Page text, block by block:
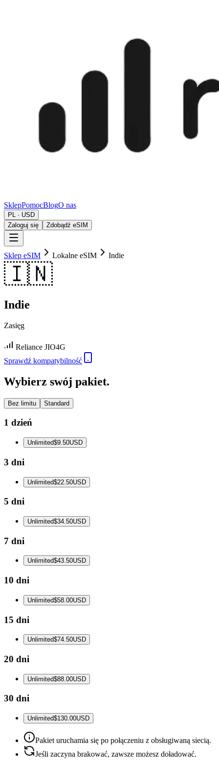
SklepPomocBlogO nas
PL · USD
Zaloguj się
Zdobądź eSIM
Sklep eSIM Lokalne eSIM Indie
🇮🇳
Indie
Zasięg
Reliance JIO4G
Sprawdź kompatybilność
Wybierz swój pakiet.
Bez limitu Standard
1 dzień
Unlimited$9.50USD
3 dni
Unlimited$22.50USD
5 dni
Unlimited$34.50USD
7 dni
Unlimited$43.50USD
10 dni
Unlimited$58.00USD
15 dni
Unlimited$74.50USD
20 dni
Unlimited$88.00USD
30 dni
Unlimited$130.00USD
Pakiet uruchamia się po połączeniu z obsługiwaną siecią.
Jeśli zaczyna brakować, zawsze możesz doładować.